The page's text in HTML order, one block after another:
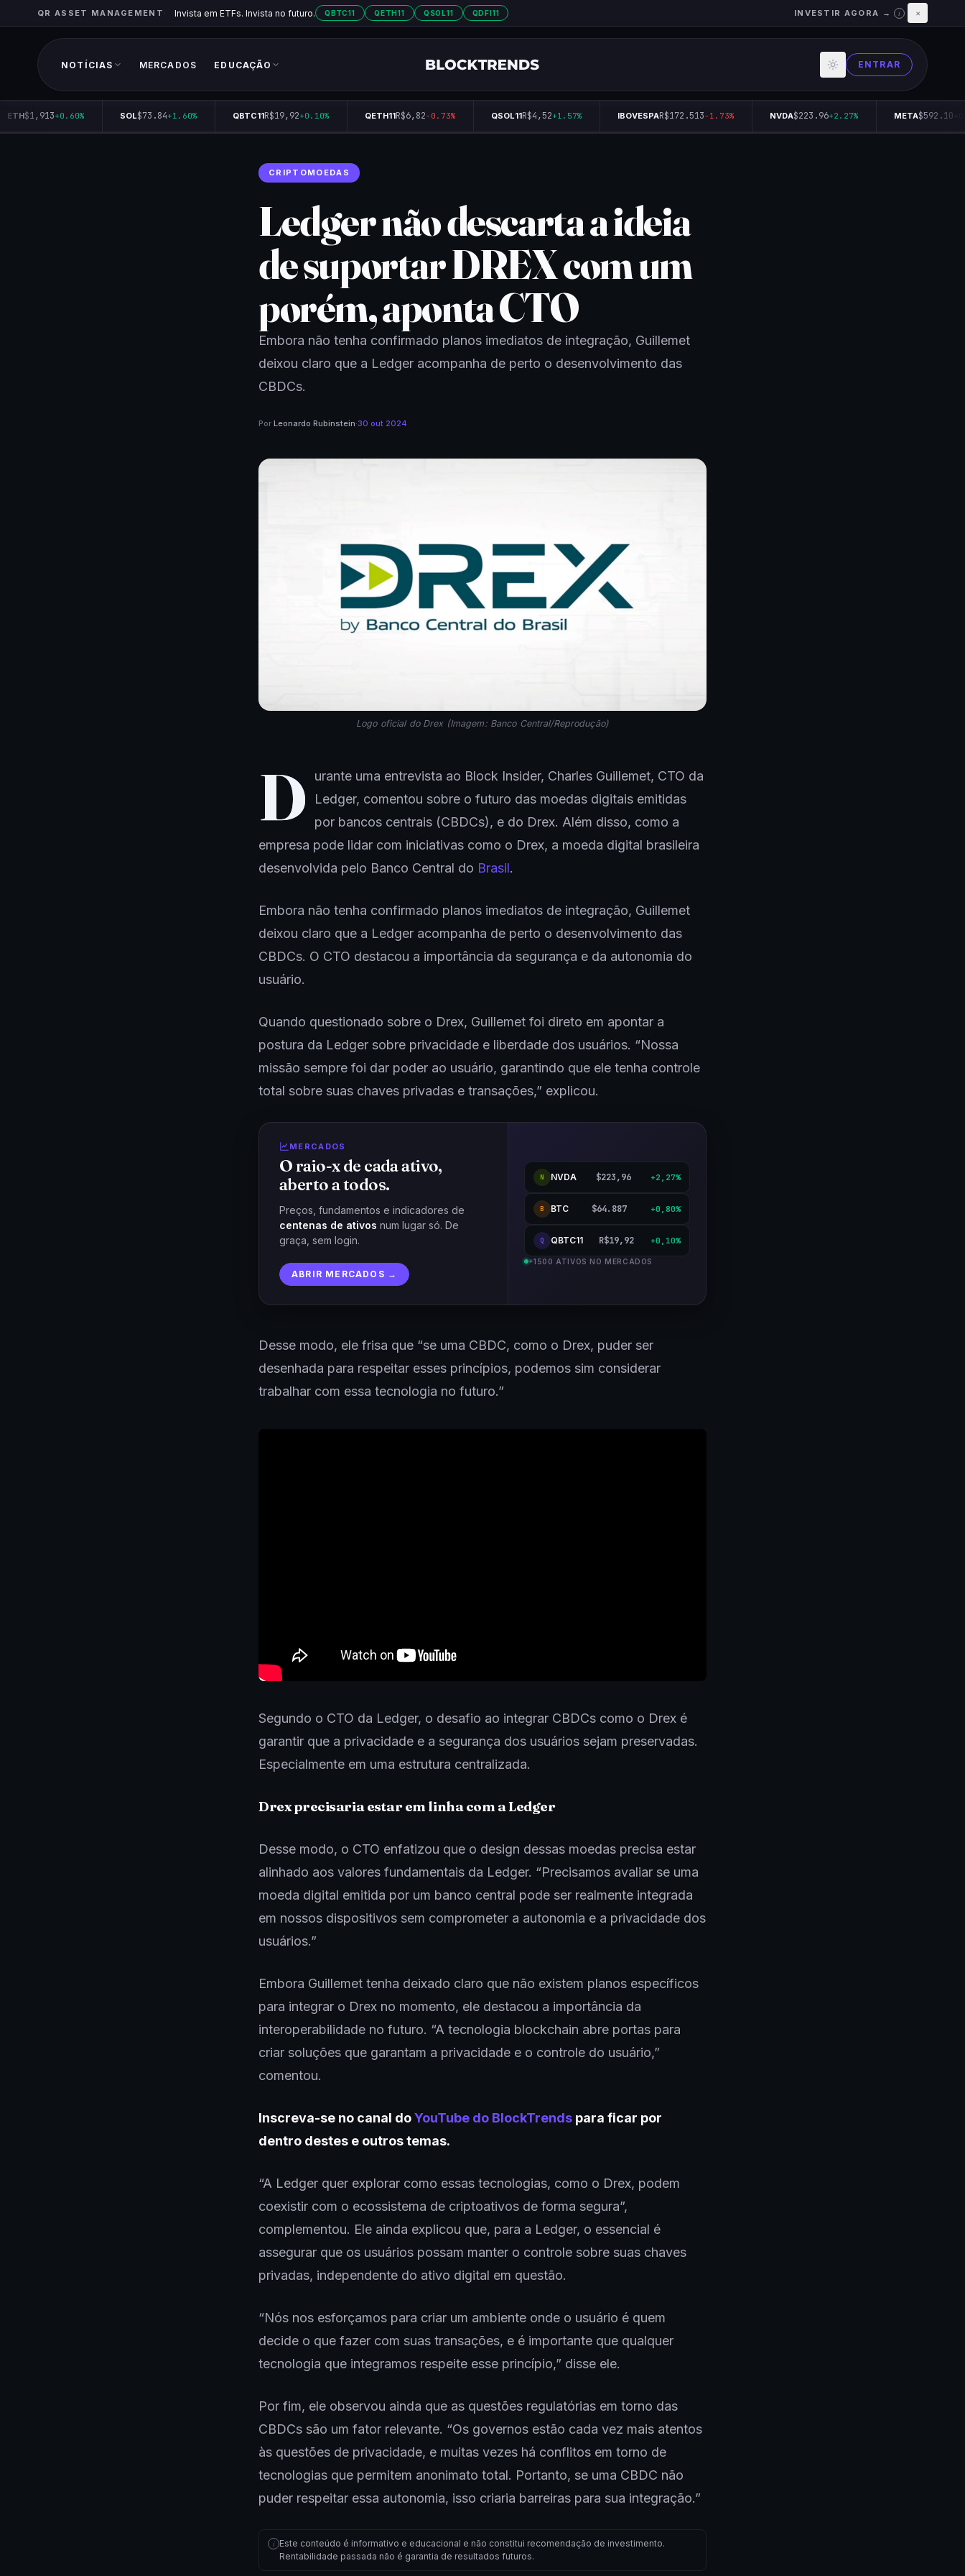
QR ASSET MANAGEMENT Invista em ETFs. Invista no futuro. QBTC11 QETH11 QSOL11 QDFI11 INVESTIR AGORA → i ×
NOTÍCIAS MERCADOS EDUCAÇÃO ENTRAR
ETH$1,913+0.60% SOL$73.84+1.60% QBTC11R$19,92+0.10% QETH11R$6,82-0.73% QSOL11R$4,52+1.57% IBOVESPAR$172.513-1.73% NVDA$223.96+2.27% META$592.10
CRIPTOMOEDAS
Ledger não descarta a ideia
de suportar DREX com um
porém, aponta CTO
Embora não tenha confirmado planos imediatos de integração, Guillemet
deixou claro que a Ledger acompanha de perto o desenvolvimento das
CBDCs.
Por Leonardo Rubinstein·30 out 2024
Logo oficial do Drex (Imagem: Banco Central/Reprodução)
D
urante uma entrevista ao Block Insider, Charles Guillemet, CTO da
Ledger, comentou sobre o futuro das moedas digitais emitidas
por bancos centrais (CBDCs), e do Drex. Além disso, como a
empresa pode lidar com iniciativas como o Drex, a moeda digital brasileira
desenvolvida pelo Banco Central do Brasil.
Embora não tenha confirmado planos imediatos de integração, Guillemet
deixou claro que a Ledger acompanha de perto o desenvolvimento das
CBDCs. O CTO destacou a importância da segurança e da autonomia do
usuário.
Quando questionado sobre o Drex, Guillemet foi direto em apontar a
postura da Ledger sobre privacidade e liberdade dos usuários. “Nossa
missão sempre foi dar poder ao usuário, garantindo que ele tenha controle
total sobre suas chaves privadas e transações,” explicou.
MERCADOS
O raio-x de cada ativo,
aberto a todos.
Preços, fundamentos e indicadores de
centenas de ativos num lugar só. De
graça, sem login.
ABRIR MERCADOS →
N NVDA $223,96 +2,27%
B BTC $64.887 +0,80%
Q QBTC11 R$19,92 +0,10%
+1500 ATIVOS NO MERCADOS
Desse modo, ele frisa que “se uma CBDC, como o Drex, puder ser
desenhada para respeitar esses princípios, podemos sim considerar
trabalhar com essa tecnologia no futuro.”
Segundo o CTO da Ledger, o desafio ao integrar CBDCs como o Drex é
garantir que a privacidade e a segurança dos usuários sejam preservadas.
Especialmente em uma estrutura centralizada.
Drex precisaria estar em linha com a Ledger
Desse modo, o CTO enfatizou que o design dessas moedas precisa estar
alinhado aos valores fundamentais da Ledger. “Precisamos avaliar se uma
moeda digital emitida por um banco central pode ser realmente integrada
em nossos dispositivos sem comprometer a autonomia e a privacidade dos
usuários.”
Embora Guillemet tenha deixado claro que não existem planos específicos
para integrar o Drex no momento, ele destacou a importância da
interoperabilidade no futuro. “A tecnologia blockchain abre portas para
criar soluções que garantam a privacidade e o controle do usuário,”
comentou.
Inscreva-se no canal doYouTube do BlockTrends para ficar por
dentro destes e outros temas.
“A Ledger quer explorar como essas tecnologias, como o Drex, podem
coexistir com o ecossistema de criptoativos de forma segura”,
complementou. Ele ainda explicou que, para a Ledger, o essencial é
assegurar que os usuários possam manter o controle sobre suas chaves
privadas, independente do ativo digital em questão.
“Nós nos esforçamos para criar um ambiente onde o usuário é quem
decide o que fazer com suas transações, e é importante que qualquer
tecnologia que integramos respeite esse princípio,” disse ele.
Por fim, ele observou ainda que as questões regulatórias em torno das
CBDCs são um fator relevante. “Os governos estão cada vez mais atentos
às questões de privacidade, e muitas vezes há conflitos em torno de
tecnologias que permitem anonimato total. Portanto, se uma CBDC não
puder respeitar essa autonomia, isso criaria barreiras para sua integração.”
i Este conteúdo é informativo e educacional e não constitui recomendação de investimento.
Rentabilidade passada não é garantia de resultados futuros.